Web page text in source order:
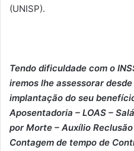
(UNISP).
Tendo dificuldade com o
iremos lhe assessorar
implantação do seu
⁠Aposentadoria – ⁠LOAS –
por Morte – ⁠Auxílio
⁠Contagem de tempo de